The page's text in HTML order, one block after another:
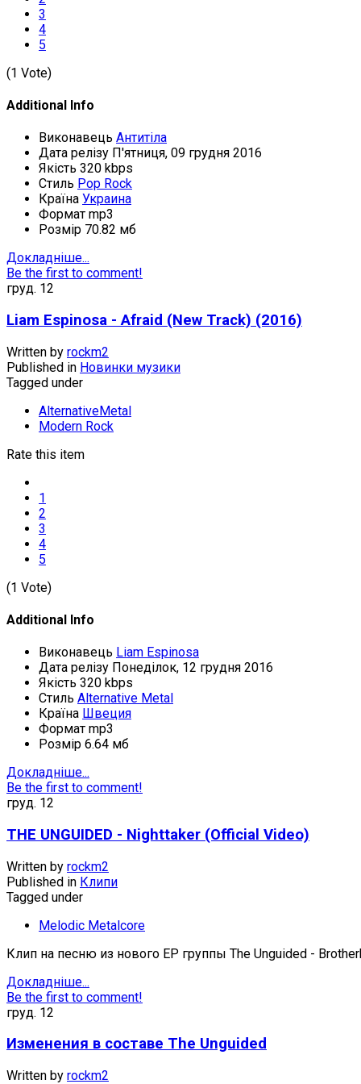
3
4
5
(1 Vote)
Additional Info
Виконавець Антитіла
Дата релізу П'ятниця, 09 грудня 2016
Якість 320 kbps
Стиль Pop Rock
Країна Украина
Формат mp3
Розмір 70.82 мб
Докладніше...
Be the first to comment!
груд. 12
Liam Espinosa - Afraid (New Track) (2016)
Written by rockm2
Published in Новинки музики
Tagged under
AlternativeMetal
Modern Rock
Rate this item
1
2
3
4
5
(1 Vote)
Additional Info
Виконавець Liam Espinosa
Дата релізу Понеділок, 12 грудня 2016
Якість 320 kbps
Стиль Alternative Metal
Країна Швеция
Формат mp3
Розмір 6.64 мб
Докладніше...
Be the first to comment!
груд. 12
THE UNGUIDED - Nighttaker (Official Video)
Written by rockm2
Published in Клипи
Tagged under
Melodic Metalcore
Клип на песню из нового ЕР группы The Unguided -
Докладніше...
Be the first to comment!
груд. 12
Изменения в составе The Unguided
Written by rockm2